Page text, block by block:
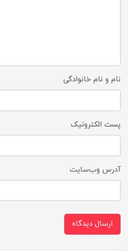
نام و نام خانوادگی
پست الکترونیک
آدرس وب‌سایت
ارسال دیدگاه